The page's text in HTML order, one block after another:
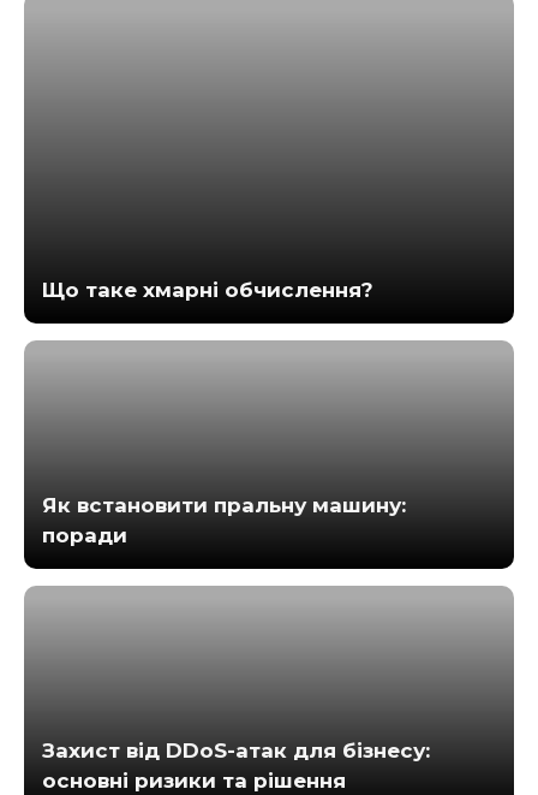
Що таке хмарні обчислення?
Як встановити пральну машину:
поради
Захист від DDoS-атак для бізнесу:
основні ризики та рішення